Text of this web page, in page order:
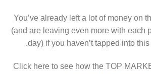
You’ve already left a lot of money on
(and are leaving even more with each
day) if you haven’t tapped into this
Click here to see how the TOP